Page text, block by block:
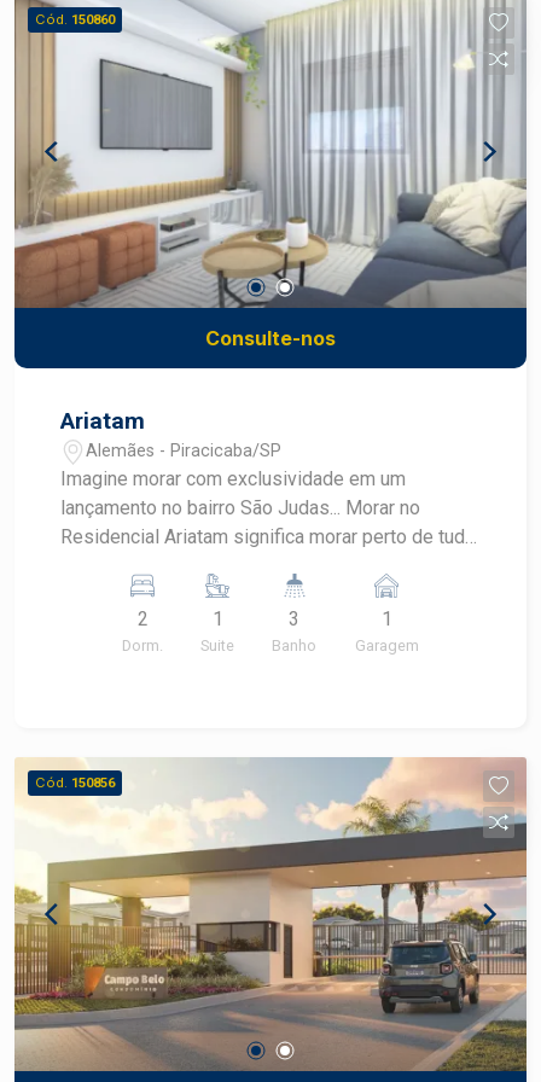
são: - 2 dormitórios, sendo 1 suíte; - 2
dormitórios, sendo 2 suítes; - 3 dormitórios,
sendo 1 suíte; Viva com exclusividade, converse
com um especialista Frias Neto!
Cód. 150860
Consulte-nos
Ariatam
Alemães - Piracicaba/SP
Imagine morar com exclusividade em um
lançamento no bairro São Judas... Morar no
Residencial Ariatam significa morar perto de tudo,
vida e ter qualidade de vida é o mesmo que
trazer sossego e segurança para dentro da sua
confortáveis, sofisticadas e inteligentes.
Apartamentos de 81m², com varanda gourmet
integrada a cozinha e a sala. 2 opções de plantas
com 3 dormitórios, sendo 1 suíte, ou 2 suítes
com sala estendida. Todos os apartamentos
possuem 2 vagas, além de +de 16 itens de lazer.
Agende sua visita!
2
Dorm.
1
Suite
3
Banho
1
Garagem
Cód. 150856